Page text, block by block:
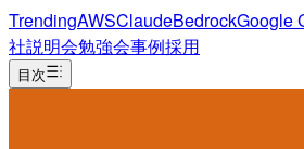
TrendingAWSClaudeBedrockGoogle
社説明会勉強会事例採用
目次